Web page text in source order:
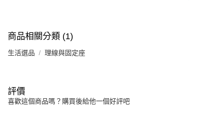
商品相關分類 (1)
生活選品 理線與固定座
評價
喜歡這個商品嗎？購買後給他一個好評吧